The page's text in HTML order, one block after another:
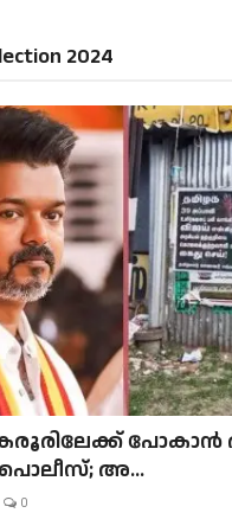
2024
പൊലീസ്; അ...
0